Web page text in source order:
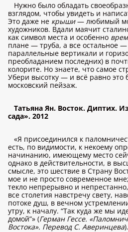
Нужно было обладать
взглядом, чтобы увидеть и
Это даже не крыши— любимый
художников. Вдали маячит
как символ места и особенно
плане — труба, а все остальное
параллельные вертикали и
преобладанием последних) в
колорите. Но знаете, что самое
Убери высотку — и всё равно это
московский пейзаж.
Татьяна Ян. Восток. Диптих.
сада». 2012
«Я присоединился к
есть, по видимости, к некоему
начинанию, имеющему место
однако в действительности, в
смысле, это шествие в Страну
мое и не просто современное
текло непрерывно и
все столетия навстречу свету,
потоке душ, в вечном
утру, к началу. “Так куда же мы
домой”» (Герман Гессе.
Востока». Перевод С. Аверинцева).